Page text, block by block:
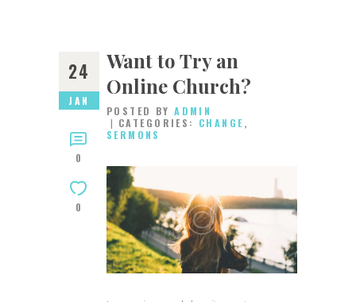
24
JAN
0
0
Want to Try an
Online Church?‎
POSTED BYADMIN
CATEGORIES: CHANGE,
SERMONS